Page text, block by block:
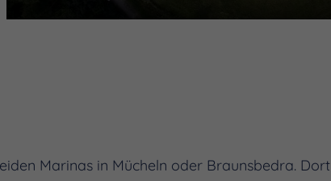
Marinas in Mücheln oder Braunsbedra. Dort